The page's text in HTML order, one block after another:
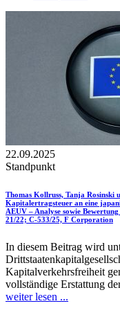
22.09.2025
Standpunkt
Thomas Kollruss, Tanja Rosinski
Kapitalertragsteuer an eine
AEUV – Analyse sowie
21/22; C-533/25, F Corporation
In diesem Beitrag wird
Kapitalverkehrsfreiheit
vollständige Erstattung
weiter lesen ...